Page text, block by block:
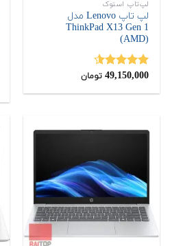
لپ‌تاپ استوک
لپ تاپ Lenovo مدل
ThinkPad X13 Gen 1
(AMD)
نمره4.50
49,150,000 تومان